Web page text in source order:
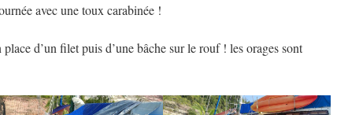
avec une toux carabinée !
d’un filet puis d’une bâche sur le rouf ! les orages sont